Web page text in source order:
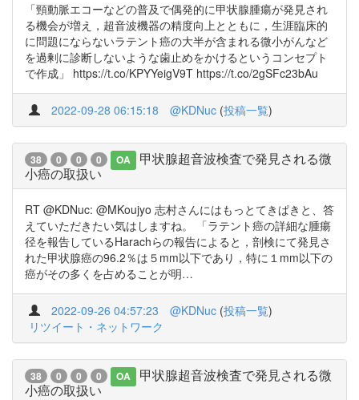
「頸動脈エコーなどの普及で偶発的に甲状腺腫瘍が発見され
る機会が増え，超音波機器の精度向上とともに，生涯臨床的
に問題にならないラテント癌の大半が含まれる微小がんなど
を過剰に診断しないような歯止めをかけるというコンセプト
で作成」 https://t.co/KPYYeigV9T https://t.co/2gSFc23bAu
2022-09-28 06:15:18 @KDNuc (投稿一覧)
38 0 0 0 OA
甲状腺超音波検査で発見される微
小癌の取扱い
RT @KDNuc: @MKoujyo 志村さんにはもっとてきぱきと、答
えていただきたい気はしますね。 「ラテント癌の詳細な腫瘍
径を報告しているHarachらの報告によると，剖検にて発見さ
れた甲状腺癌の96.2％は５mm以下であり，特に１mm以下の
癌がその多くを占めることが明…
2022-09-26 04:57:23 @KDNuc (投稿一覧)
リツイート・ネットワーク
38 0 0 0 OA
甲状腺超音波検査で発見される微
小癌の取扱い